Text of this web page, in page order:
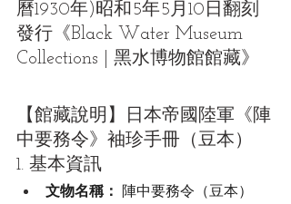
曆1930年)昭和5年5月10日翻刻
發行《Black Water Museum
Collections | 黑水博物館館藏》
【館藏說明】日本帝國陸軍《陣
中要務令》袖珍手冊（豆本）
1. 基本資訊
文物名稱：
陣中要務令（豆本）